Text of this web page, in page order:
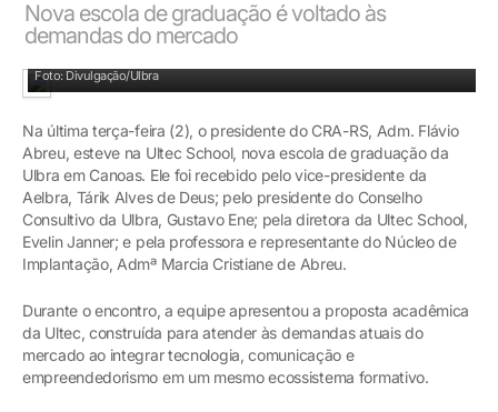
Nova escola de graduação é voltado às
demandas do mercado
Foto: Divulgação/Ulbra
Na última terça-feira (2), o presidente do CRA-RS, Adm. Flávio
Abreu, esteve na Ultec School, nova escola de graduação da
Ulbra em Canoas. Ele foi recebido pelo vice-presidente da
Aelbra, Tárik Alves de Deus; pelo presidente do Conselho
Consultivo da Ulbra, Gustavo Ene; pela diretora da Ultec School,
Evelin Janner; e pela professora e representante do Núcleo de
Implantação, Admª Marcia Cristiane de Abreu.
Durante o encontro, a equipe apresentou a proposta acadêmica
da Ultec, construída para atender às demandas atuais do
mercado ao integrar tecnologia, comunicação e
empreendedorismo em um mesmo ecossistema formativo.